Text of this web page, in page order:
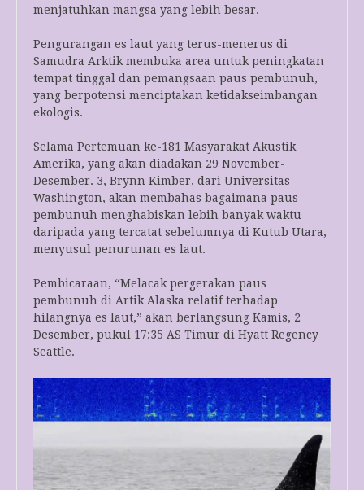
menjatuhkan mangsa yang lebih besar.
Pengurangan es laut yang terus-menerus di
Samudra Arktik membuka area untuk peningkatan
tempat tinggal dan pemangsaan paus pembunuh,
yang berpotensi menciptakan ketidakseimbangan
ekologis.
Selama Pertemuan ke-181 Masyarakat Akustik
Amerika, yang akan diadakan 29 November-
Desember. 3, Brynn Kimber, dari Universitas
Washington, akan membahas bagaimana paus
pembunuh menghabiskan lebih banyak waktu
daripada yang tercatat sebelumnya di Kutub Utara,
menyusul penurunan es laut.
Pembicaraan, “Melacak pergerakan paus
pembunuh di Artik Alaska relatif terhadap
hilangnya es laut,” akan berlangsung Kamis, 2
Desember, pukul 17:35 AS Timur di Hyatt Regency
Seattle.